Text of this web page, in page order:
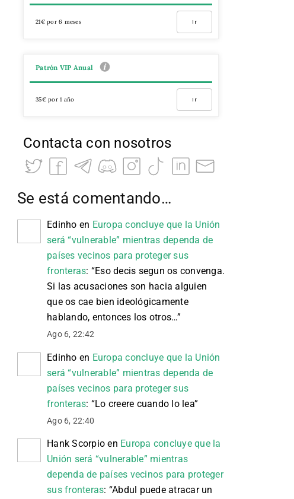
21€ por 6 meses Ir
Patrón VIP Anual
35€ por 1 año Ir
Contacta con nosotros
Se está comentando…
Edinho en Europa concluye que la Unión
será “vulnerable” mientras dependa de
países vecinos para proteger sus
fronteras: “Eso decis segun os convenga.
Si las acusaciones son hacia alguien
que os cae bien ideológicamente
hablando, entonces los otros…”
Ago 6, 22:42
Edinho en Europa concluye que la Unión
será “vulnerable” mientras dependa de
países vecinos para proteger sus
fronteras: “Lo creere cuando lo lea”
Ago 6, 22:40
Hank Scorpio en Europa concluye que la
Unión será “vulnerable” mientras
dependa de países vecinos para proteger
sus fronteras: “Abdul puede atracar un